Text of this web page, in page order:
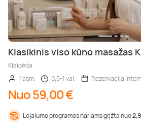
Klasikinis viso kūno masažas
Klaipėda
1 asm.
0,5-1 val. Rezervacija
Nuo 59,00 €
Lojalumo programos nariams grįžta nuo